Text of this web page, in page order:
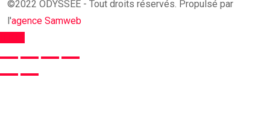
©2022 ODYSSÉE - Tout droits réservés. Propulsé par
l'agence Samweb